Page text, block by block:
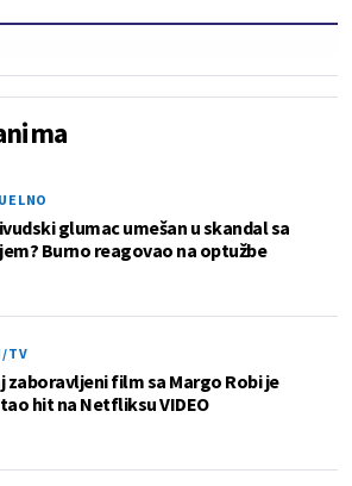
glumac umešan u skandal sa
Burno reagovao na optužbe
TV
zaboravljeni film sa Margo Robi je
hit na Netfliksu VIDEO